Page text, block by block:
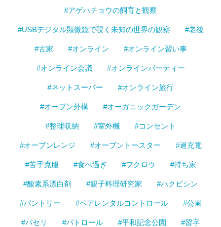
#アゲハチョウの飼育と観察
#USBデジタル顕微鏡で覗く未知の世界の観察 #老後
#古家 #オンライン #オンライン習い事
#オンライン会議 #オンラインパーティー
#ネットスーパー #オンライン旅行
#オープン外構 #オーガニックガーデン
#整理収納 #室外機 #コンセント
#オーブンレンジ #オーブントースター #過充電
#苦手克服 #食べ過ぎ #フクロウ #持ち家
#酸素系漂白剤 #親子料理研究家 #ハクビシン
#パントリー #ペアレンタルコントロール #公園
#パセリ #パトロール #平和記念公園 #習字